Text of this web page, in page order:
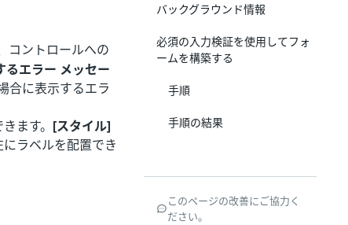
コントロールへの
るエラー メッセー
合に表示するエラ
ます。 [スタイル]
ラベルを配置でき
バックグラウンド情報
必須の入力検証を使用してフォ
ームを構築する
手順
手順の結果
このページの改善にご協力く
ださい。